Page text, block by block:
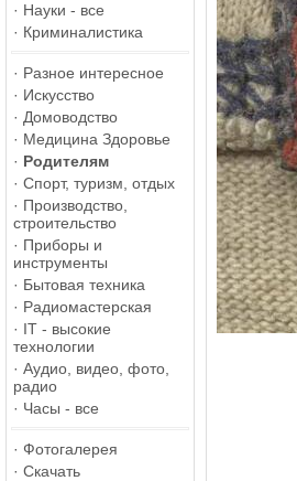
· Науки - все
· Криминалистика
· Разное интересное
· Искусство
· Домоводство
· Медицина Здоровье
· Родителям
· Спорт, туризм, отдых
· Производство,
строительство
· Приборы и
инструменты
· Бытовая техника
· Радиомастерская
· IT - высокие
технологии
· Аудио, видео, фото,
радио
· Часы - все
· Фотогалерея
· Скачать